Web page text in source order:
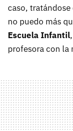
caso,
no puedo más
Escuela Infantil
profesora con la